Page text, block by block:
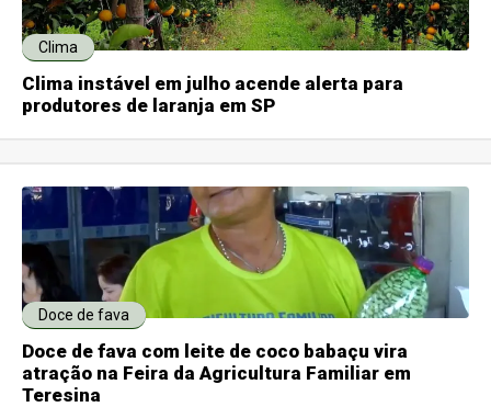
Clima
Clima instável em julho acende alerta para
produtores de laranja em SP
Doce de fava
Doce de fava com leite de coco babaçu vira
atração na Feira da Agricultura Familiar em
Teresina